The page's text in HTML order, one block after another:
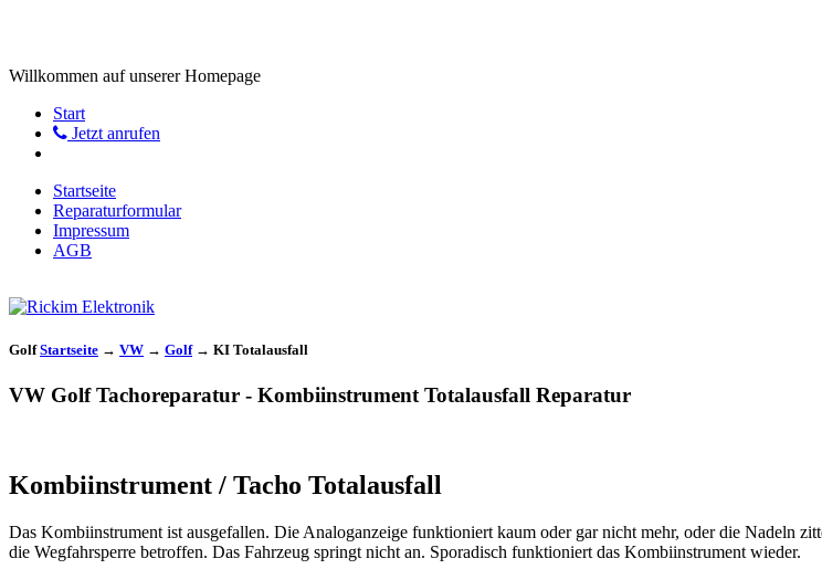
Willkommen auf unserer Homepage
Start
Jetzt anrufen
Startseite
Reparaturformular
Impressum
AGB
GolfStartseite → VW → Golf→ KI Totalausfall
VW Golf Tachoreparatur - Kombiinstrument Totalausfall Reparatur
Kombiinstrument / Tacho Totalausfall
Das Kombiinstrument ist ausgefallen. Die Analoganzeige funktioniert kaum oder gar nicht mehr, oder die Nadeln
die Wegfahrsperre betroffen. Das Fahrzeug springt nicht an. Sporadisch funktioniert das Kombiinstrument wieder.